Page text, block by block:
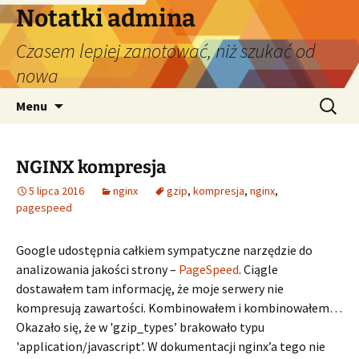
Przejdź
do
treści
Notatki admina
Czasem lepiej zanotować, niż szukać od
nowa
Menu Szukaj:
NGINX kompresja
5 lipca 2016 nginx gzip, kompresja, nginx,
pagespeed
Google udostępnia całkiem sympatyczne narzędzie do
analizowania jakości strony – PageSpeed. Ciągle
dostawałem tam informację, że moje serwery nie
kompresują zawartości. Kombinowałem i kombinowałem…
Okazało się, że w 'gzip_types’ brakowało typu
'application/javascript’. W dokumentacji nginx’a tego nie